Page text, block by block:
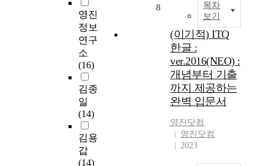
영진
정보
연구
소
(16)
김종
일
(14)
김용
갑
(14)
목차
보기
8
(이기적) ITQ
한글 :
ver.2016(NEO) :
개념부터 기출
까지 제공하는
완벽 입문서
영진닷컴
영진닷컴
2023